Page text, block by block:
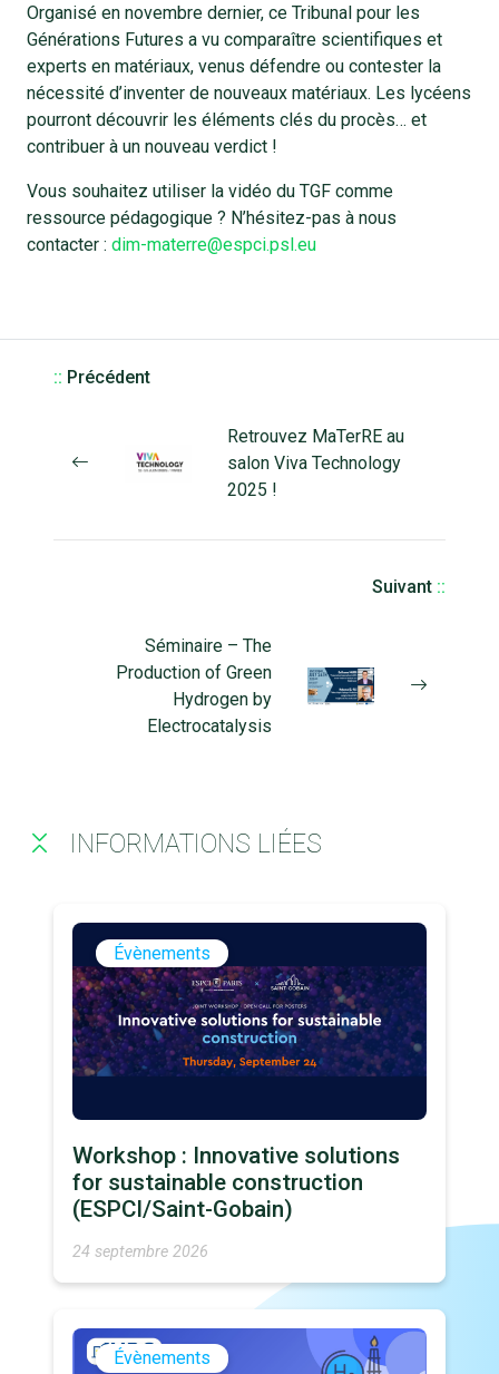
Organisé en novembre dernier, ce Tribunal pour les
Générations Futures a vu comparaître scientifiques et
experts en matériaux, venus défendre ou contester la
nécessité d’inventer de nouveaux matériaux. Les lycéens
pourront découvrir les éléments clés du procès… et
contribuer à un nouveau verdict !
Vous souhaitez utiliser la vidéo du TGF comme
ressource pédagogique ? N’hésitez-pas à nous
contacter : dim-materre@espci.psl.eu
:: Précédent
Retrouvez MaTerRE au
salon Viva Technology
2025 !
Suivant ::
Séminaire – The
Production of Green
Hydrogen by
Electrocatalysis
INFORMATIONS LIÉES
Évènements
Workshop : Innovative solutions
for sustainable construction
(ESPCI/Saint-Gobain)
24 septembre 2026
Évènements